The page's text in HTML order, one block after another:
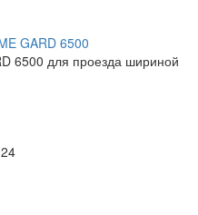
GARD 6500
6500 для проезда шириной
24